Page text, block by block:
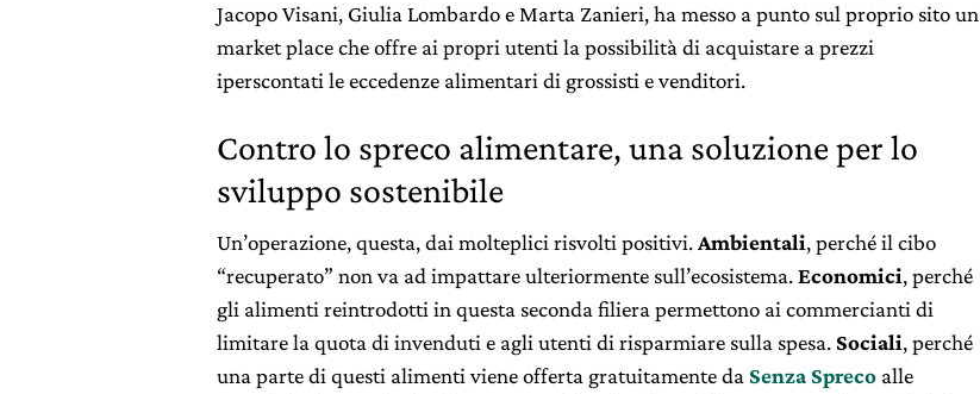
Jacopo Visani, Giulia Lombardo e Marta Zanieri, ha messo a punto sul proprio sito un
market place che offre ai propri utenti la possibilità di acquistare a prezzi
iperscontati le eccedenze alimentari di grossisti e venditori.
Contro lo spreco alimentare, una soluzione per lo
sviluppo sostenibile
Un’operazione, questa, dai molteplici risvolti positivi.Ambientali, perché il cibo
“recuperato” non va ad impattare ulteriormente sull’ecosistema.Economici, perché
gli alimenti reintrodotti in questa seconda filiera permettono ai commercianti di
limitare la quota di invenduti e agli utenti di risparmiare sulla spesa. Sociali, perché
una parte di questi alimenti viene offerta gratuitamente da Senza Spreco alle